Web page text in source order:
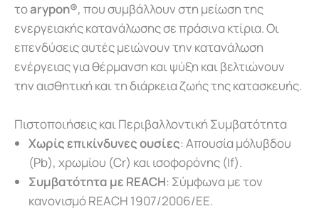
τοarypon®, που συμβάλλουν στη μείωση της
ενεργειακής κατανάλωσης σε πράσινα κτίρια. Οι
επενδύσεις αυτές μειώνουν την κατανάλωση
ενέργειας για θέρμανση και ψύξη και βελτιώνουν
την αισθητική και τη διάρκεια ζωής της κατασκευής.
Πιστοποιήσεις και Περιβαλλοντική Συμβατότητα
Χωρίς επικίνδυνες ουσίες: Απουσία μόλυβδου
(Pb), χρωμίου (Cr) και ισοφορόνης (If).
Συμβατότητα με REACH: Σύμφωνα με τον
κανονισμό REACH 1907/2006/ΕΕ.